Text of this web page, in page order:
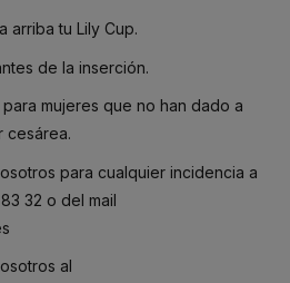
arriba tu Lily Cup.
de la inserción.
mujeres que no han dado a
cesárea.
para cualquier incidencia a
32 o del mail
al